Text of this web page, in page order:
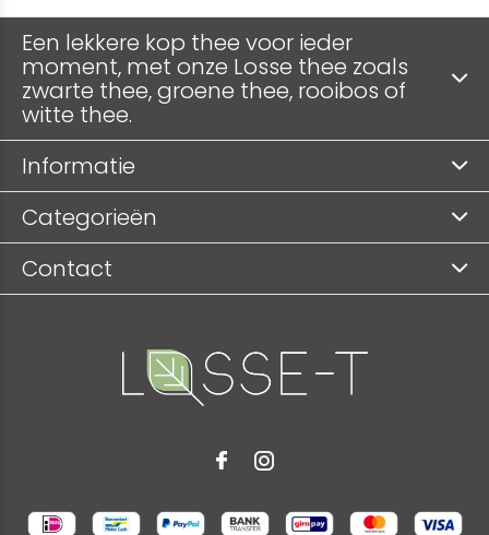
Een lekkere kop thee voor ieder
moment, met onze Losse thee zoals
zwarte thee, groene thee, rooibos of
witte thee.
Informatie
Categorieën
Contact